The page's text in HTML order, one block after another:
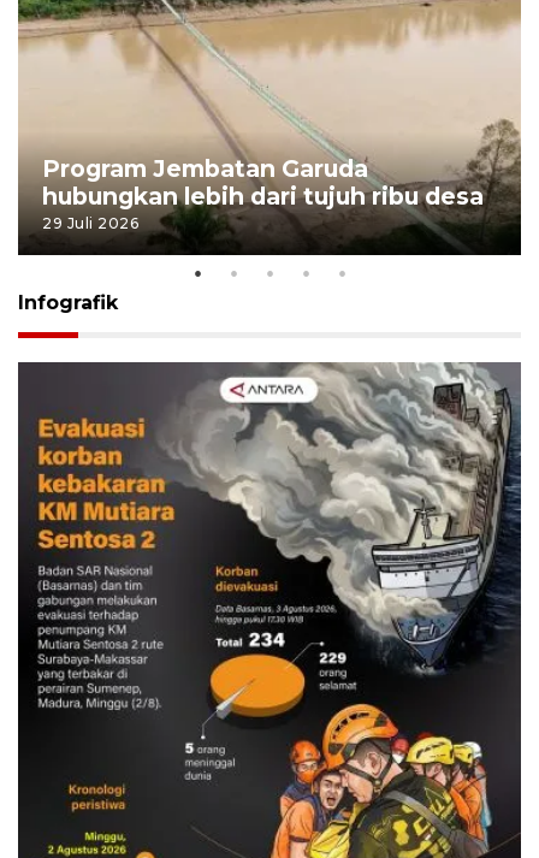
Program Jembatan Garuda
hubungkan lebih dari tujuh ribu desa
29 Juli 2026
Infografik